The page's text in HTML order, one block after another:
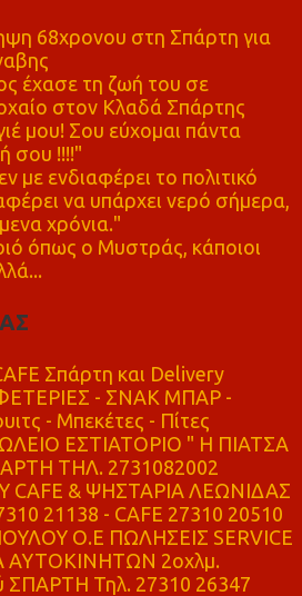
68χρονου στη Σπάρτη για
έχασε τη ζωή του σε
στον Κλαδά Σπάρτης
μου! Σου εύχομαι πάντα
σου !!!!"
ενδιαφέρει το πολιτικό
να υπάρχει νερό σήμερα,
χρόνια."
όπως ο Μυστράς, κάποιοι
Σπάρτη και Delivery
- ΣΝΑΚ ΜΠΑΡ -
- Μπεκέτες - Πίτες
ΕΣΤΙΑΤΟΡΙΟ " Η ΠΙΑΤΣΑ
ΤΗΛ. 2731082002
CAFE & ΨΗΣΤΑΡΙΑ ΛΕΩΝΙΔΑΣ
21138 - CAFE 27310 20510
Ο.Ε ΠΩΛΗΣΕΙΣ SERVICE
2οχλμ.
ΣΠΑΡΤΗ Τηλ. 27310 26347